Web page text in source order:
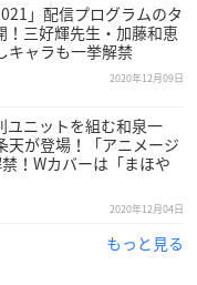
！
分～
」配信プログラムのタ
！三好輝先生・加藤和恵
キャラも一挙解禁
2020年12月09日
ユニットを組む和泉一
天が登場！「アニメージ
！Wカバーは「まほや
2020年12月04日
もっと見る